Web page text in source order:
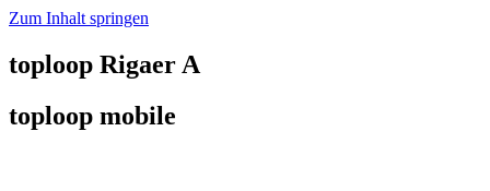
Zum Inhalt springen
toploop Rigaer A
toploop mobile